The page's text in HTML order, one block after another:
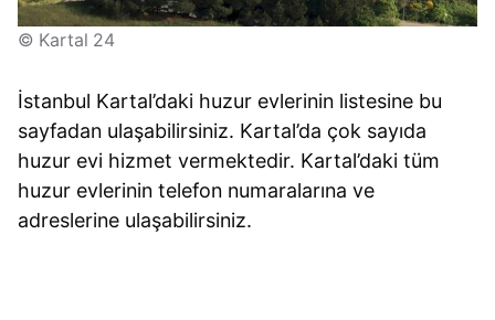
© Kartal 24
İstanbul Kartal’daki huzur evlerinin listesine bu
sayfadan ulaşabilirsiniz. Kartal’da çok sayıda
huzur evi hizmet vermektedir. Kartal’daki tüm
huzur evlerinin telefon numaralarına ve
adreslerine ulaşabilirsiniz.